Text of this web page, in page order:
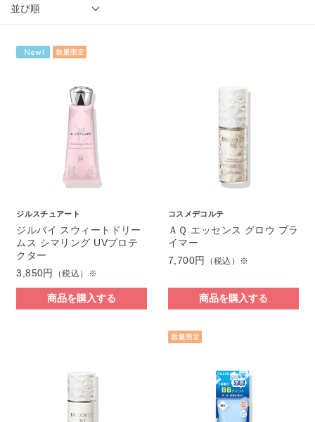
並び順
ジルスチュアート
ジルバイ スウィートドリー
ムス シマリング UVプロテ
クター
3,850円
（税込）※
商品を購入する
コスメデコルテ
ＡＱ エッセンス グロウ プラ
イマー
7,700円
（税込）※
商品を購入する